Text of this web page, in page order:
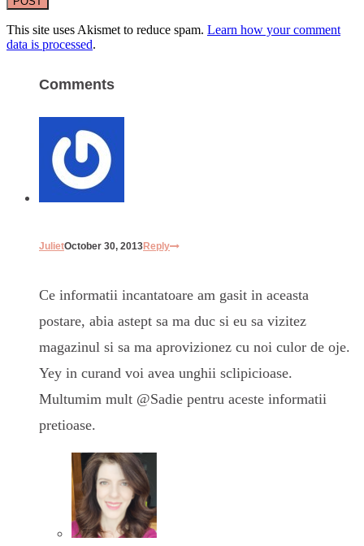
This site uses Akismet to reduce spam. Learn how your comment
data is processed.
Comments
JulietOctober 30, 2013Reply
Ce informatii incantatoare am gasit in aceasta
postare, abia astept sa ma duc si eu sa vizitez
magazinul si sa ma aprovizionez cu noi culor de oje.
Yey in curand voi avea unghii sclipicioase.
Multumim mult @Sadie pentru aceste informatii
pretioase.